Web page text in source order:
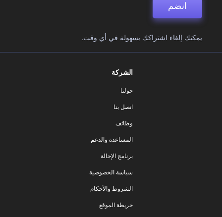
انضم
يمكنك إلغاء اشتراكك بسهولة في أي وقت.
الشركة
حولنا
اتصل بنا
وظائف
المساعدة والدعم
برنامج الإحالة
سياسة الخصوصية
الشروط والأحكام
خريطة الموقع